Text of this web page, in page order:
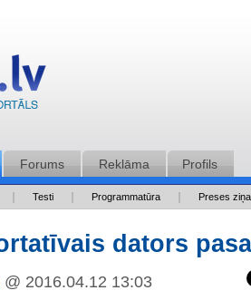
Forums Reklāma Profils
Testi Programmatūra Preses
dators
@ 2016.04.12 13:03